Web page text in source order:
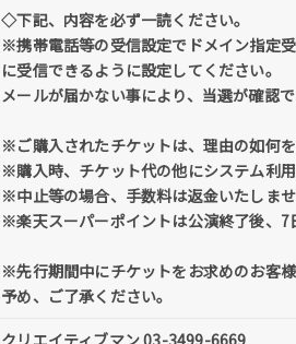
◇下記、内容を必ず一読ください。
※携帯電話等の受信設定でドメイン指定
に受信できるように設定してください。
メールが届かない事により、当選が確認
※ご購入されたチケットは、理由の如何
※購入時、チケット代の他にシステム利
※中止等の場合、手数料は返金いたしま
※楽天スーパーポイントは公演終了後、7
※先行期間中にチケットをお求めのお客
予め、ご了承ください。
クリエイティブマン 03-3499-6669